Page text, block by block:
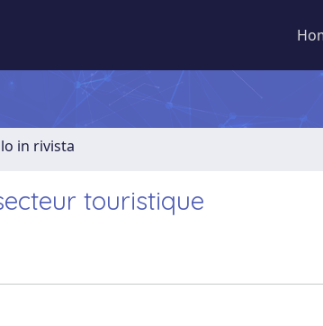
in rivista
touristique